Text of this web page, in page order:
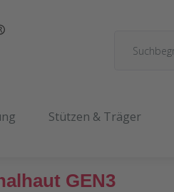
Stützen & Träger
GEN3